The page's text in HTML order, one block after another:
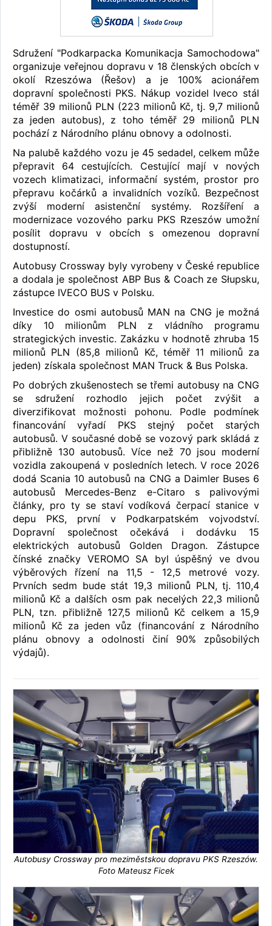
Sdružení "Podkarpacka Komunikacja Samochodowa"
organizuje veřejnou dopravu v 18 členských obcích v
okolí Rzeszówa (Řešov) a je 100% acionářem
dopravní společnosti PKS. Nákup vozidel Iveco stál
téměř 39 milionů PLN (223 milionů Kč, tj. 9,7 milionů
za jeden autobus), z toho téměř 29 milionů PLN
pochází z Národního plánu obnovy a odolnosti.
Na palubě každého vozu je 45 sedadel, celkem může
přepravit 64 cestujících. Cestující mají v nových
vozech klimatizaci, informační systém, prostor pro
přepravu kočárků a invalidních vozíků. Bezpečnost
zvýší moderní asistenční systémy. Rozšíření a
modernizace vozového parku PKS Rzeszów umožní
posílit dopravu v obcích s omezenou dopravní
dostupností.
Autobusy Crossway byly vyrobeny v České republice
a dodala je společnost ABP Bus & Coach ze Słupsku,
zástupce IVECO BUS v Polsku.
Investice do osmi autobusů MAN na CNG je možná
díky 10 milionům PLN z vládního programu
strategických investic. Zakázku v hodnotě zhruba 15
milionů PLN (85,8 milionů Kč, téměř 11 milionů za
jeden) získala společnost MAN Truck & Bus Polska.
Po dobrých zkušenostech se třemi autobusy na CNG
se sdružení rozhodlo jejich počet zvýšit a
diverzifikovat možnosti pohonu. Podle podmínek
financování vyřadí PKS stejný počet starých
autobusů. V současné době se vozový park skládá z
přibližně 130 autobusů. Více než 70 jsou moderní
vozidla zakoupená v posledních letech. V roce 2026
dodá Scania 10 autobusů na CNG a Daimler Buses 6
autobusů Mercedes-Benz e-Citaro s palivovými
články, pro ty se staví vodíková čerpací stanice v
depu PKS, první v Podkarpatském vojvodství.
Dopravní společnost očekává i dodávku 15
elektrických autobusů Golden Dragon. Zástupce
čínské značky VEROMO SA byl úspěšný ve dvou
výběrových řízení na 11,5 - 12,5 metrové vozy.
Prvních sedm bude stát 19,3 milionů PLN, tj. 110,4
milionů Kč a dalších osm pak necelých 22,3 milionů
PLN, tzn. přibližně 127,5 milionů Kč celkem a 15,9
milionů Kč za jeden vůz (financování z Národního
plánu obnovy a odolnosti činí 90% způsobilých
výdajů).
Autobusy Crossway pro meziměstskou dopravu PKS Rzeszów.
Foto Mateusz Ficek